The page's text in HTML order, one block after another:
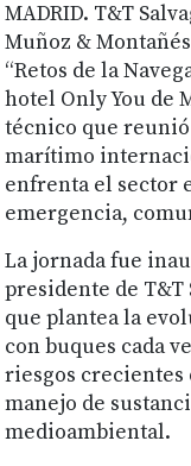
MADRID. T&T
Muñoz &
“Retos de la
hotel Only You de
técnico que reunió
marítimo
enfrenta el sector
emergencia,
La jornada fue
presidente de T&T
que plantea la
con buques cada
riesgos crecientes
manejo de
medioambiental.